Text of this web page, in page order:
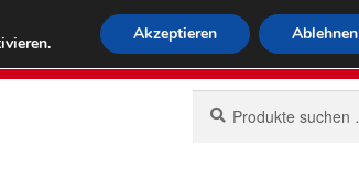
Weltweiter Versand
(800) 500 564Mo-Fr 9-16 Uhr
nach:
Akzeptieren Ablehnen